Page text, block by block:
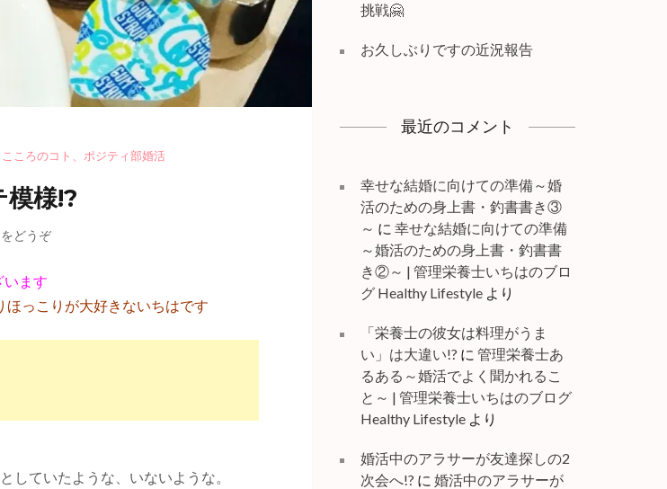
こころのコト ポジティ部婚活
様!?
どうぞ
います
ほっこりが大好きないちはです
していたような、いないような。
挑戦🤗
お久しぶりですの近況報告
最近のコメント
幸せな結婚に向けての準備～婚
活のための身上書・釣書書き③
～ に 幸せな結婚に向けての準備
～婚活のための身上書・釣書書
き②～ | 管理栄養士いちはのブロ
グ Healthy Lifestyleより
「栄養士の彼女は料理がうま
い」は大違い!? に 管理栄養士あ
るある～婚活でよく聞かれるこ
と～ | 管理栄養士いちはのブログ
Healthy Lifestyleより
婚活中のアラサーが友達探しの2
次会へ!? に 婚活中のアラサーが